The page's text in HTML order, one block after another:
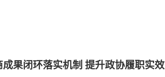
果闭环落实机制 提升政协履职实效